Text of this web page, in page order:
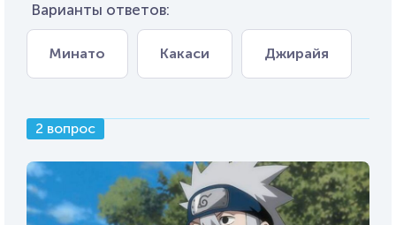
Варианты ответов:
Минато Какаси Джирайя
2 вопрос